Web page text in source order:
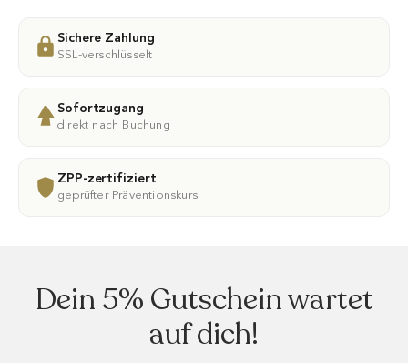
Sichere Zahlung
SSL-verschlüsselt
Sofortzugang
direkt nach Buchung
ZPP-zertifiziert
geprüfter Präventionskurs
Dein 5% Gutschein wartet
auf dich!